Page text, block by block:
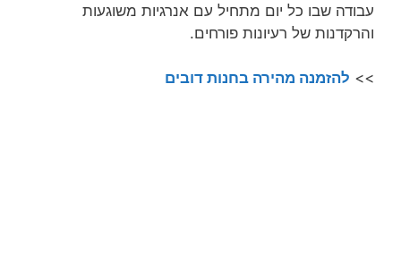
עבודה שבו כל יום מתחיל עם אנרגיות משוגעות
והרקדנות של רעיונות פורחים.
>> להזמנה מהירה בחנות דובים